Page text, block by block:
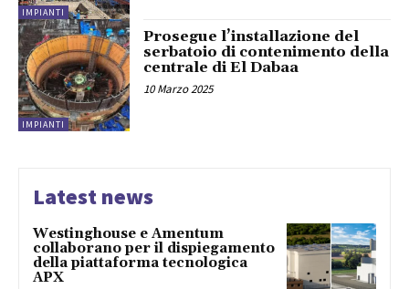
IMPIANTI
IMPIANTI
Prosegue l’installazione del
serbatoio di contenimento della
centrale di El Dabaa
10 Marzo 2025
Latest news
Westinghouse e Amentum
collaborano per il dispiegamento
della piattaforma tecnologica
APX